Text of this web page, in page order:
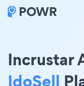
Incrustar
IdoSell